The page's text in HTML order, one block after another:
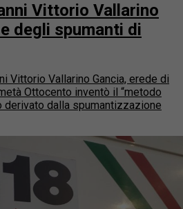
Vittorio Vallarino
degli spumanti di
Vittorio Vallarino Gancia, erede di
Ottocento inventò il “metodo
derivato dalla spumantizzazione